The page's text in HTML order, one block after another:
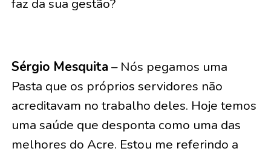
faz da sua gestão?
Sérgio Mesquita – Nós pegamos uma
Pasta que os próprios servidores não
acreditavam no trabalho deles. Hoje temos
uma saúde que desponta como uma das
melhores do Acre. Estou me referindo a